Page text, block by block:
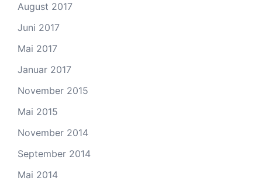
August 2017
Juni 2017
Mai 2017
Januar 2017
November 2015
Mai 2015
November 2014
September 2014
Mai 2014